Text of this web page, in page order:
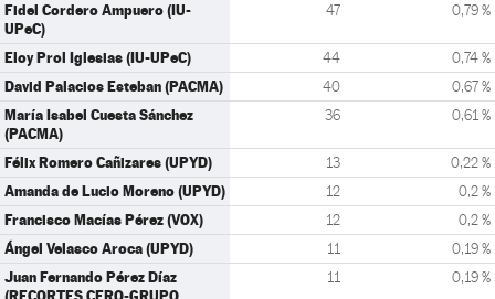
Fidel Cordero Ampuero (IU-
UPeC)
47 0,79 %
Eloy Prol Iglesias (IU-UPeC) 44 0,74 %
David Palacios Esteban (PACMA) 40 0,67 %
María Isabel Cuesta Sánchez
(PACMA)
36 0,61 %
Félix Romero Cañizares (UPYD) 13 0,22 %
Amanda de Lucio Moreno (UPYD) 12 0,2 %
Francisco Macías Pérez (VOX) 12 0,2 %
Ángel Velasco Aroca (UPYD) 11 0,19 %
Juan Fernando Pérez Díaz
11 0,19 %